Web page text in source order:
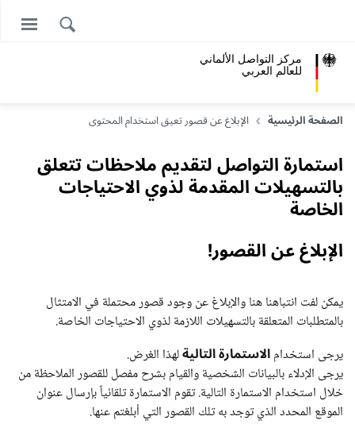
مركز التواصل الألماني
للعالم العربي
الصفحة الرئيسية الإبلاغ عن قصور تعيق استخدام المحتوى
استمارة التواصل لتقديم ملاحظات تتعلق
بالتسهيلات المقدمة لذوي الاحتياجات
الخاصة
الإبلاغ عن القصور!
يمكن لفت انتباهنا هنا والإبلاغ عن وجود قصور محتملة في الامتثال
بالمتطلبات المتعلقة بالتسهيلات اللازمة لذوي الاحتياجات الخاصة.
يرجى استخدامالاستمارة التاليةلهذا الغرض.
يرجى الإدلاء بالبيانات الشخصية والقيام بشرح مفصل للقصور الملاحظة من
خلال استخدام الاستمارة التالية. تقوم الاستمارة تلقائياً بإرسال عنوان
الموقع المحدد الذي توجد به تلك القصور التي أبلغتم عنها.